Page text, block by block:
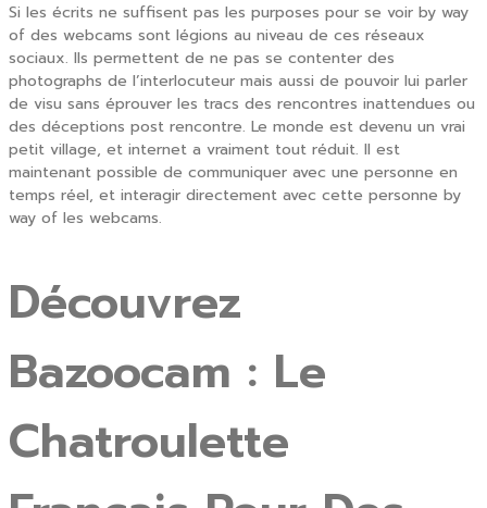
Si les écrits ne suffisent pas les purposes pour se voir by way
of des webcams sont légions au niveau de ces réseaux
sociaux. Ils permettent de ne pas se contenter des
photographs de l’interlocuteur mais aussi de pouvoir lui parler
de visu sans éprouver les tracs des rencontres inattendues ou
des déceptions post rencontre. Le monde est devenu un vrai
petit village, et internet a vraiment tout réduit. Il est
maintenant possible de communiquer avec une personne en
temps réel, et interagir directement avec cette personne by
way of les webcams.
Découvrez
Bazoocam : Le
Chatroulette